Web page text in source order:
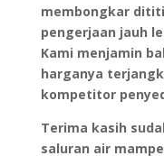
membongkar
pengerjaan jauh
Kami menjamin
harganya
kompetitor
Terima kasih
saluran air